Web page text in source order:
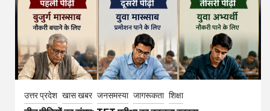
उत्तर प्रदेश खास खबर जनसमस्या जागरूकता शिक्षा